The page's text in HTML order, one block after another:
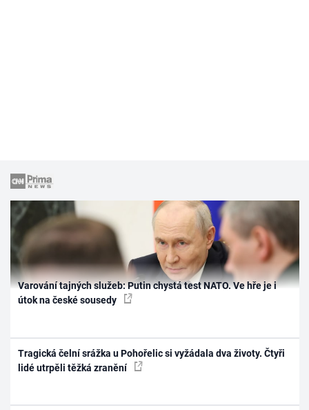
Varování tajných služeb: Putin chystá test NATO. Ve hře je i
útok na české sousedy
Tragická čelní srážka u Pohořelic si vyžádala dva životy. Čtyři
lidé utrpěli těžká zranění